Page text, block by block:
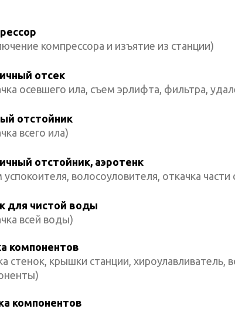
компрессора и изъятие из станции)
отсек
осевшего ила, съем эрлифта, фильтра,
отстойник
всего ила)
отстойник, аэротенк
волосоуловителя, откачка части
для чистой воды
всей воды)
компонентов
стенок, крышки станции, хироулавливатель,
компонентов